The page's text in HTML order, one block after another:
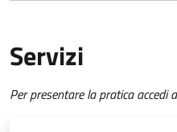
Servizi
Per presentare la pratica accedi